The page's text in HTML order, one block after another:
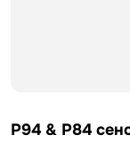
P94 & P84